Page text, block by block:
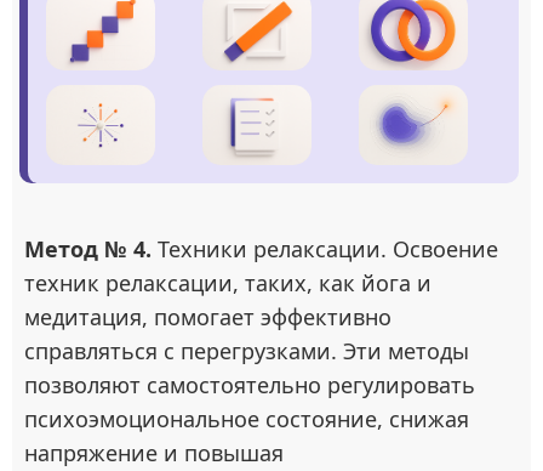
Метод № 4. Техники релаксации. Освоение
техник релаксации, таких, как йога и
медитация, помогает эффективно
справляться с перегрузками. Эти методы
позволяют самостоятельно регулировать
психоэмоциональное состояние, снижая
напряжение и повышая